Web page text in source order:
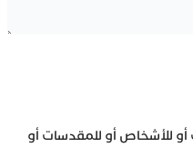
أو للأشخاص أو للمقدسات أو